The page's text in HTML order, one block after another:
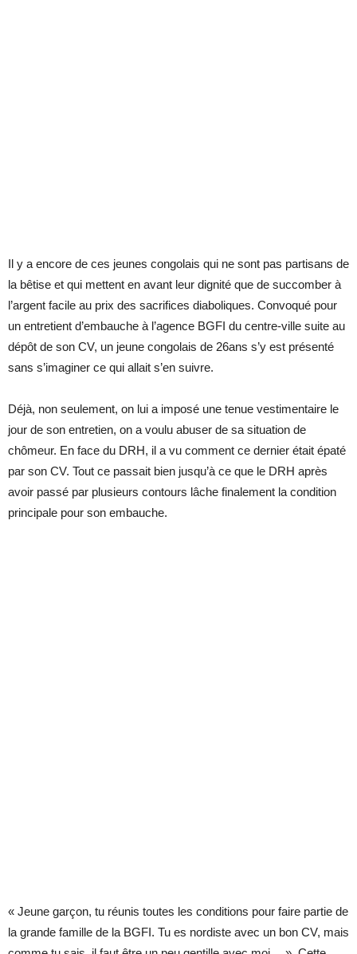
Il y a encore de ces jeunes congolais qui ne sont pas partisans de
la bêtise et qui mettent en avant leur dignité que de succomber à
l’argent facile au prix des sacrifices diaboliques. Convoqué pour
un entretient d’embauche à l’agence BGFI du centre-ville suite au
dépôt de son CV, un jeune congolais de 26ans s’y est présenté
sans s’imaginer ce qui allait s’en suivre.
Déjà, non seulement, on lui a imposé une tenue vestimentaire le
jour de son entretien, on a voulu abuser de sa situation de
chômeur. En face du DRH, il a vu comment ce dernier était épaté
par son CV. Tout ce passait bien jusqu’à ce que le DRH après
avoir passé par plusieurs contours lâche finalement la condition
principale pour son embauche.
« Jeune garçon, tu réunis toutes les conditions pour faire partie de
la grande famille de la BGFI. Tu es nordiste avec un bon CV, mais